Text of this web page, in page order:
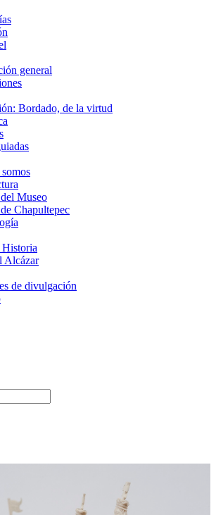
general
Bordado, de la virtud
Museo
Chapultepec
Historia
Alcázar
de divulgación